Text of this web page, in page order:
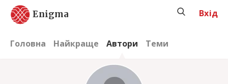
Enigma
Головна Найкраще Автори Теми
Вхід